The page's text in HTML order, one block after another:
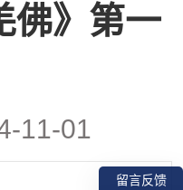
佛》第一
11-01
留言反馈